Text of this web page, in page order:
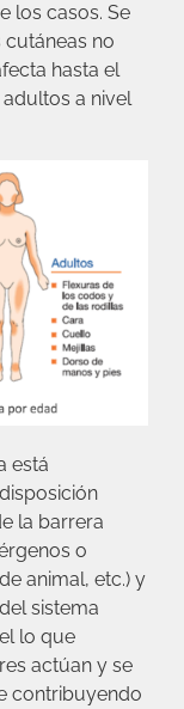
los casos. Se
no
hasta el
adultos a nivel
está
la barrera
o
animal, etc.) y
sistema
lo que
actúan y se
contribuyendo